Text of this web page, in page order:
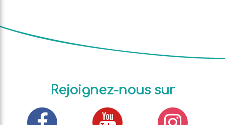
Rejoignez-nous sur